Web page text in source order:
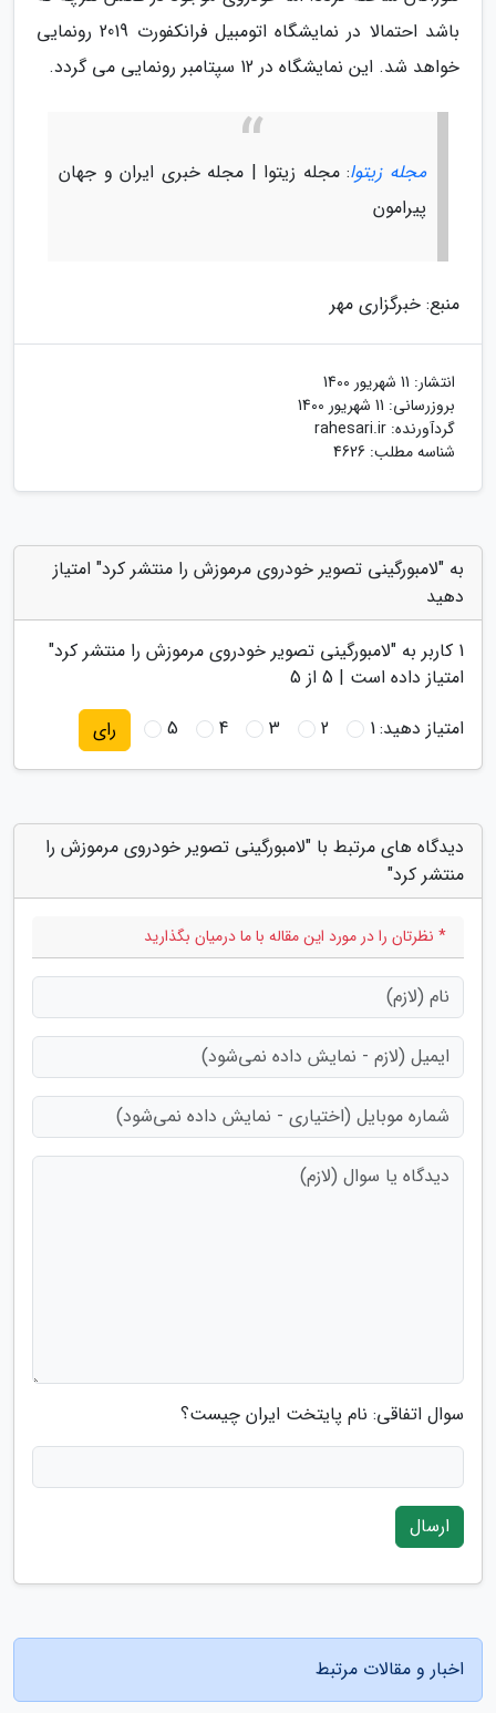
باشد احتمالا در نمایشگاه اتومبیل فرانکفورت 2019 رونمایی
خواهد شد. این نمایشگاه در 12 سپتامبر رونمایی می گردد.
مجله زیتوا: مجله زیتوا | مجله خبری ایران و جهان
پیرامون
منبع: خبرگزاری مهر
انتشار: 11 شهریور 1400
بروزرسانی: 11 شهریور 1400
گردآورنده: rahesari.ir
شناسه مطلب: 4626
به "لامبورگینی تصویر خودروی مرموزش را منتشر کرد" امتیاز
دهید
1 کاربر به "لامبورگینی تصویر خودروی مرموزش را منتشر کرد"
امتیاز داده است | 5 از 5
امتیاز دهید:1
2
3
4
5 رای
دیدگاه های مرتبط با "لامبورگینی تصویر خودروی مرموزش را
منتشر کرد"
* نظرتان را در مورد این مقاله با ما درمیان بگذارید
سوال اتفاقی: نام پایتخت ایران چیست؟
ارسال
اخبار و مقالات مرتبط